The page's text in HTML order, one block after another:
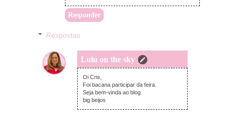
Responder
Respostas
Lulu on the sky
terça-feira, abril 19, 2016
Oi Cris,
Foi bacana participar da feira.
Seja bem-vinda ao blog
big beijos